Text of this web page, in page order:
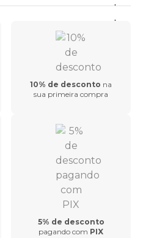
10% de desconto na
sua primeira compra
5% de desconto
pagando com PIX